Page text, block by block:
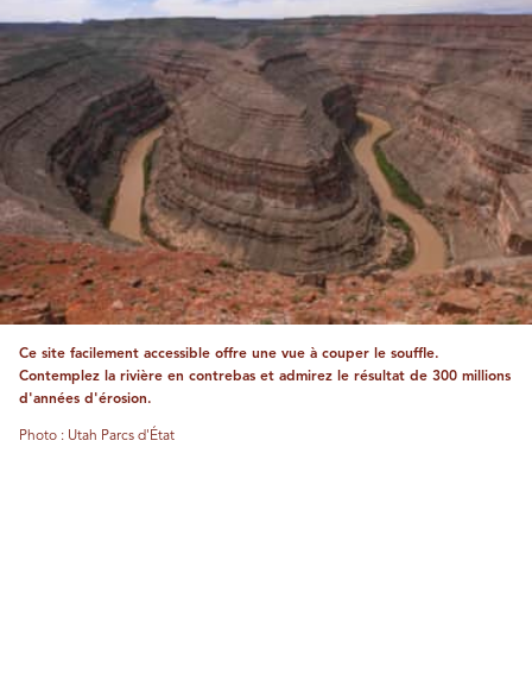
Ce site facilement accessible offre une vue à couper le souffle.
Contemplez la rivière en contrebas et admirez le résultat de 300 millions
d'années d'érosion.
Photo : Utah Parcs d'État
Levez les yeux, et le ciel nocturne de Goosenecks rivalise avec ses
formations géologiques sensationnelles.
Photo : Matt Muirhead